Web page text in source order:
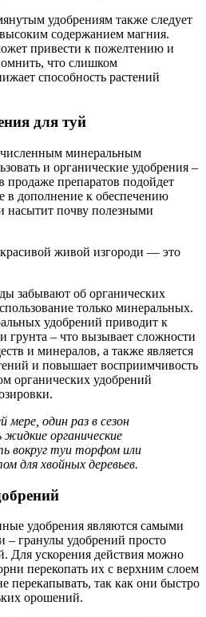
удобрениям также следует
содержанием магния.
привести к пожелтению и
что слишком
способность растений
для туй
минеральным
и органические удобрения –
препаратов подойдет
в дополнение к обеспечению
насытит почву полезными
живой изгороди — это
забывают об органических
только минеральных.
удобрений приводит к
грунта – что вызывает сложности
и минералов, а также является
и повышает восприимчивость
органических удобрений
мере, один раз в сезон
органические
вокруг туи торфом или
для хвойных деревьев.
удобрения являются самыми
– гранулы удобрений просто
Для ускорения действия можно
перекопать их с верхним слоем
перекапывать, так как они быстро
орошений.